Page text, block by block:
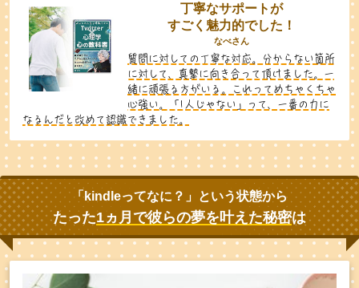
丁寧なサポートが
すごく魅力的でした！
なべさん
質問に対しての丁寧な対応。分からない箇所
に対して、真摯に向き合って頂けました。一
緒に頑張る方がいる。これってめちゃくちゃ
心強い。「1人じゃない」って、一番の力に
なるんだと改めて認識できました。
「kindleってなに？」という状態から
たった1ヵ月で彼らの夢を叶えた秘密は